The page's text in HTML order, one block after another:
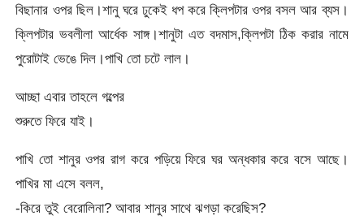
বিছানার ওপর ছিল।শানু ঘরে ঢুকেই ধপ করে ক্লিপটার ওপর বসল আর ব্যস।
ক্লিপটার ভবলীলা আর্ধেক সাঙ্গ।শানুটা এত বদমাস,ক্লিপটা ঠিক করার নামে
পুরোটাই ভেঙে দিল।পাখি তো চটে লাল।
আচ্ছা এবার তাহলে গল্পের
শুরুতে ফিরে যাই।
পাখি তো শানুর ওপর রাগ করে পড়িয়ে ফিরে ঘর অন্ধকার করে বসে আছে।
পাখির মা এসে বলল,
-কিরে তুই বেরোলিনা? আবার শানুর সাথে ঝগড়া করেছিস?